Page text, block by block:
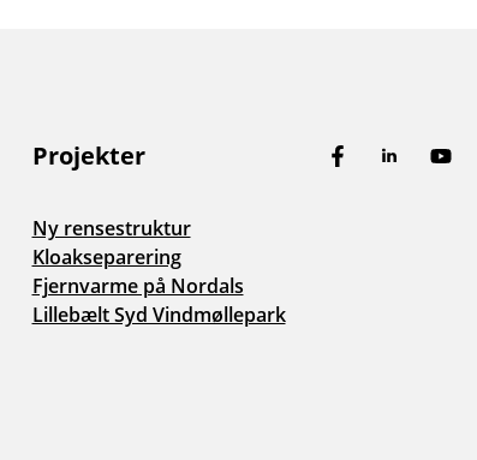
Projekter
Ny rensestruktur
Kloakseparering
Fjernvarme på Nordals
Lillebælt Syd Vindmøllepark
FacebookLinkedIn